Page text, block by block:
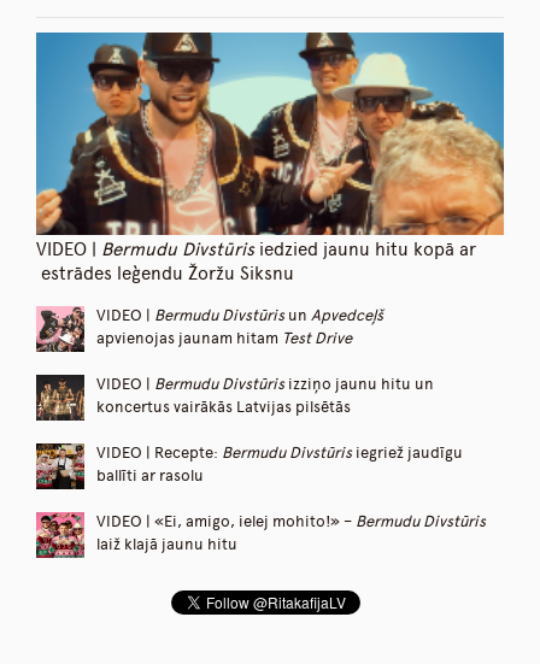
VIDEO | Bermudu Divstūrisiedzied jaunu hitu kopā ar
estrādes leģendu Žoržu Siksnu
VIDEO | Bermudu Divstūrisun Apvedceļš
apvienojas jaunam hitam Test Drive
VIDEO | Bermudu Divstūrisizziņo jaunu hitu un
koncertus vairākās Latvijas pilsētās
VIDEO | Recepte: Bermudu Divstūrisiegriež jaudīgu
ballīti ar rasolu
VIDEO | «Ei, amigo, ielej mohito!» – Bermudu Divstūris
laiž klajā jaunu hitu